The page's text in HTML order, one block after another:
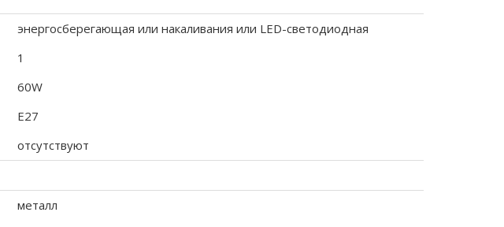
энергосберегающая или накаливания или LED-светодиодная
1
60W
E27
отсутствуют
металл